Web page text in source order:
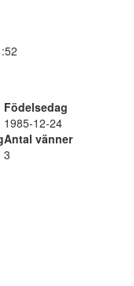
Födelsedag
1985-12-24
Antal vänner
3